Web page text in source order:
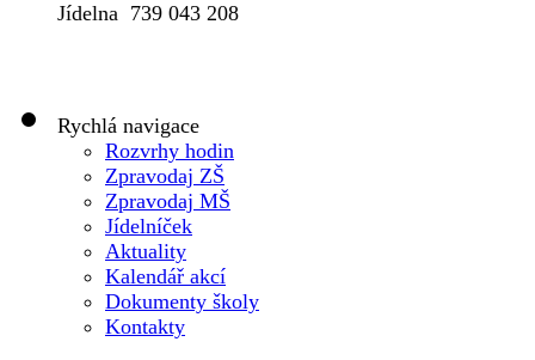
Jídelna 739 043 208
Rychlá navigace
Rozvrhy hodin
Zpravodaj ZŠ
Zpravodaj MŠ
Jídelníček
Aktuality
Kalendář akcí
Dokumenty školy
Kontakty